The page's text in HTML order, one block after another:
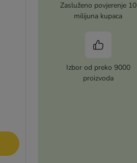
Zasluženo povjerenje 10
milijuna kupaca
Izbor od preko 9000
proizvoda